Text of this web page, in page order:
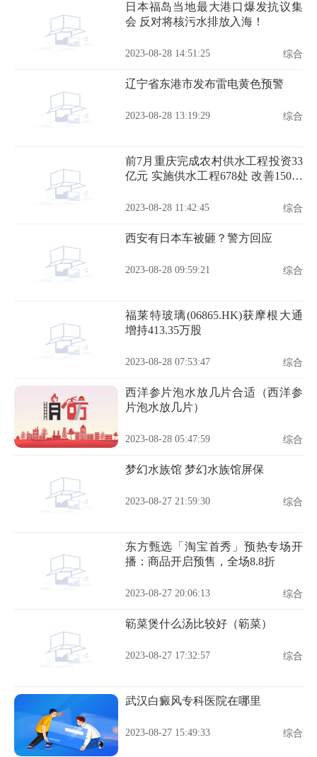
日本福岛当地最大港口爆发抗议集
会 反对将核污水排放入海！
2023-08-28 14:51:25 综合
辽宁省东港市发布雷电黄色预警
2023-08-28 13:19:29 综合
前7月重庆完成农村供水工程投资33
亿元 实施供水工程678处 改善150万
2023-08-28 11:42:45 综合
西安有日本车被砸？警方回应
2023-08-28 09:59:21 综合
福莱特玻璃(06865.HK)获摩根大通
增持413.35万股
2023-08-28 07:53:47 综合
西洋参片泡水放几片合适（西洋参
片泡水放几片）
2023-08-28 05:47:59 综合
梦幻水族馆 梦幻水族馆屏保
2023-08-27 21:59:30 综合
东方甄选「淘宝首秀」预热专场开
播：商品开启预售，全场8.8折
2023-08-27 20:06:13 综合
簕菜煲什么汤比较好（簕菜）
2023-08-27 17:32:57 综合
武汉白癜风专科医院在哪里
2023-08-27 15:49:33 综合